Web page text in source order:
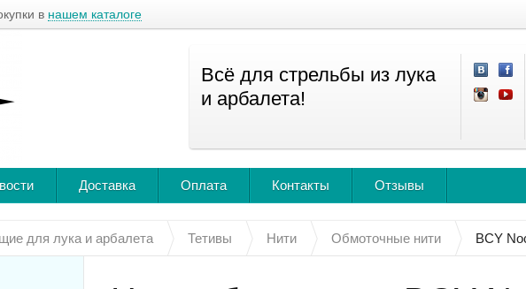
в нашем каталоге
Всё для стрельбы из лука
и арбалета!
Доставка Оплата Контакты Отзывы
для лука и арбалета Тетивы Нити Обмоточные нити BCY